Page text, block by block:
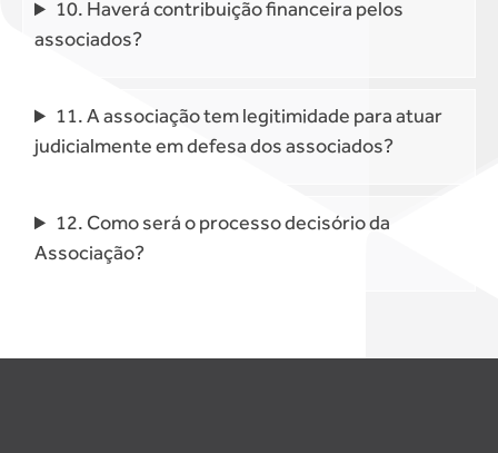
10. Haverá contribuição financeira pelos
associados?
11. A associação tem legitimidade para atuar
judicialmente em defesa dos associados?
12. Como será o processo decisório da
Associação?